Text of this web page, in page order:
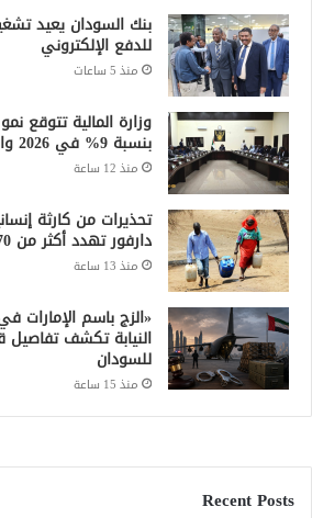
بنك السودان يعيد
للدفع الإلكتروني
منذ 5 ساعات
وزارة المالية تتوقع
بنسبة 9% في 2026 واستمرار تراجع التضخم
منذ 12 ساعة
تحذيرات من كارثة
دارفور تهدد أكثر من 270 ألف شخص
منذ 13 ساعة
«الزج باسم الإمارات
النيابة تكشف تفاصيل
للسودان
منذ 15 ساعة
Recent Posts